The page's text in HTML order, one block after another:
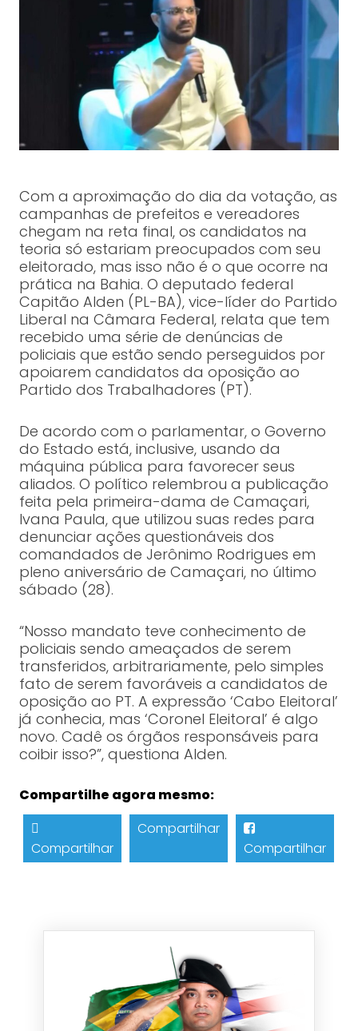
Com a aproximação do dia da votação, as
campanhas de prefeitos e vereadores
chegam na reta final, os candidatos na
teoria só estariam preocupados com seu
eleitorado, mas isso não é o que ocorre na
prática na Bahia. O deputado federal
Capitão Alden (PL-BA), vice-líder do Partido
Liberal na Câmara Federal, relata que tem
recebido uma série de denúncias de
policiais que estão sendo perseguidos por
apoiarem candidatos da oposição ao
Partido dos Trabalhadores (PT).
De acordo com o parlamentar, o Governo
do Estado está, inclusive, usando da
máquina pública para favorecer seus
aliados. O político relembrou a publicação
feita pela primeira-dama de Camaçari,
Ivana Paula, que utilizou suas redes para
denunciar ações questionáveis dos
comandados de Jerônimo Rodrigues em
pleno aniversário de Camaçari, no último
sábado (28).
“Nosso mandato teve conhecimento de
policiais sendo ameaçados de serem
transferidos, arbitrariamente, pelo simples
fato de serem favoráveis a candidatos de
oposição ao PT. A expressão ‘Cabo Eleitoral’
já conhecia, mas ‘Coronel Eleitoral’ é algo
novo. Cadê os órgãos responsáveis para
coibir isso?”, questiona Alden.
Compartilhe agora mesmo:
Compartilhar
Compartilhar
Compartilhar